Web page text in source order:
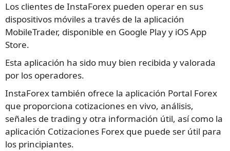
Los clientes de InstaForex pueden operar en sus
dispositivos móviles a través de la aplicación
MobileTrader, disponible en Google Play y iOS App
Store.
Esta aplicación ha sido muy bien recibida y valorada
por los operadores.
InstaForex también ofrece la aplicación Portal Forex
que proporciona cotizaciones en vivo, análisis,
señales de trading y otra información útil, así como la
aplicación Cotizaciones Forex que puede ser útil para
los principiantes.